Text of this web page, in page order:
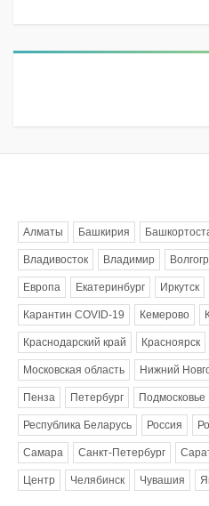
Алматы Башкирия
Владивосток Владимир
Европа Екатеринбург Иркутск
Карантин COVID-19 Кемерово
Краснодарский край Красноярск
Московская область Нижний
Пенза Петербург Подмосковье
Республика Беларусь Россия
Самара Санкт-Петербург
Центр Челябинск Чувашия